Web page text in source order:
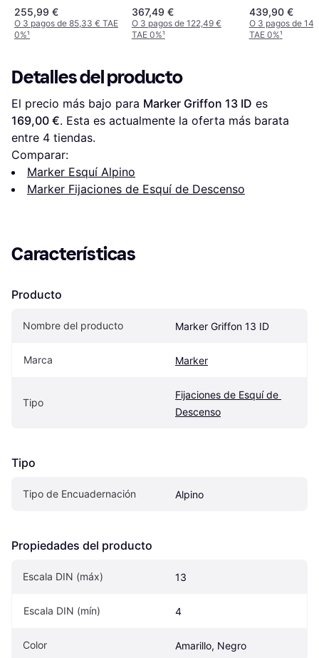
255,99 €
O 3 pagos de 85,33 € TAE
0%¹
367,49 €
O 3 pagos de 122,49 €
TAE 0%¹
439,90 €
O 3 pagos de
TAE 0%¹
Detalles del producto
El precio más bajo para Marker Griffon 13 ID
169,00 €. Esta es actualmente la oferta más barata
entre 4 tiendas.
Comparar:
Marker Esquí Alpino
Marker Fijaciones de Esquí de Descenso
Características
Producto
Nombre del producto Marker Griffon 13 ID
Marca Marker
Tipo
Fijaciones de Esquí de
Descenso
Tipo
Tipo de Encuadernación Alpino
Propiedades del producto
Escala DIN (máx) 13
Escala DIN (mín) 4
Color Amarillo, Negro